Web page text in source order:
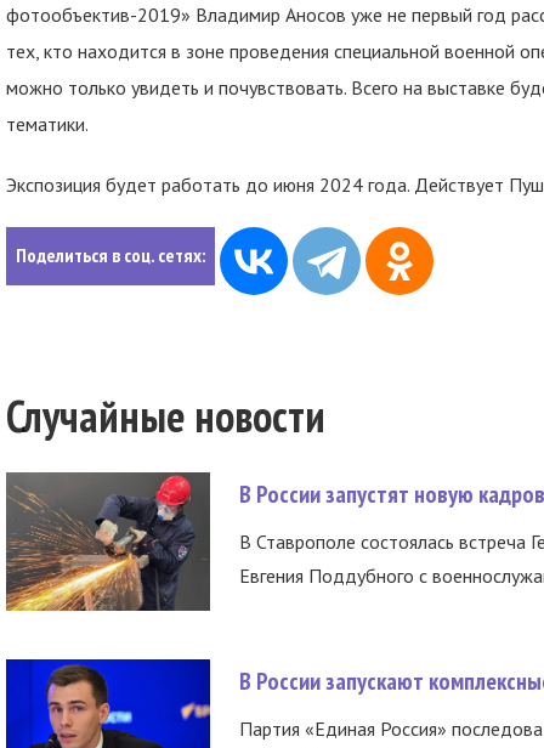
фотообъектив-2019» Владимир Аносов уже не первый год
тех, кто находится в зоне проведения специальной военной
можно только увидеть и почувствовать. Всего на выставке
тематики.
Экспозиция будет работать до июня 2024 года. Действует
Поделиться в соц. сетях:
Случайные новости
В России запустят новую
В Ставрополе состоялась встреча
Евгения Поддубного с
В России запускают
Партия «Единая Россия»